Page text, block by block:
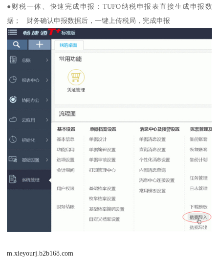
●财税一体、快速完成申报：TUFO纳税申报表直接生成申报数
据； 财务确认申报数据后，一键上传税局，完成申报
m.xieyourj.b2b168.com